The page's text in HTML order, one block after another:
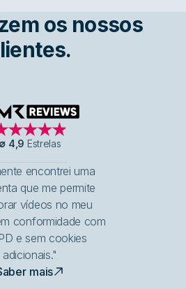
os nossos
OMR Reviews
∅ 4,9 Estrelas
encontrei uma
que me permite
vídeos no meu
conformidade com
e sem cookies
adicionais."
mais